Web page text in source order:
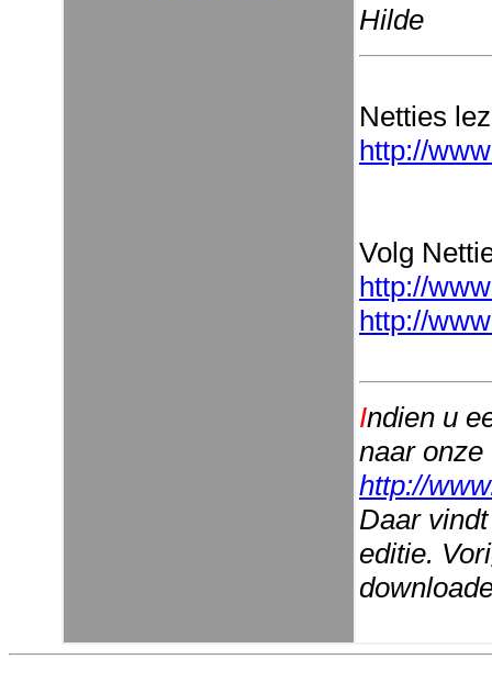
Hilde
Netties
http://
Volg
http://
http://
Indien u
naar
http://
Daar
editie.